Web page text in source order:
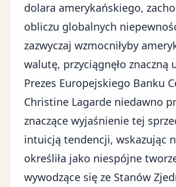
dolara amerykańskiego,
obliczu globalnych
zazwyczaj wzmocniłyby
walutę, przyciągnęło znaczną
Prezes Europejskiego Banku
Christine Lagarde niedawno
znaczące wyjaśnienie tej
intuicją tendencji, wskazując
określiła jako niespójne
wywodzące się ze Stanów